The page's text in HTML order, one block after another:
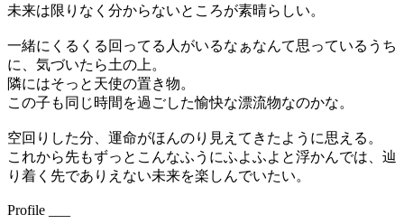
未来は限りなく分からないところが素晴らしい。
一緒にくるくる回ってる人がいるなぁなんて思っているうち
に、気づいたら土の上。
隣にはそっと天使の置き物。
この子も同じ時間を過ごした愉快な漂流物なのかな。
空回りした分、運命がほんのり見えてきたように思える。
これから先もずっとこんなふうにふよふよと浮かんでは、辿
り着く先でありえない未来を楽しんでいたい。
Profile ___